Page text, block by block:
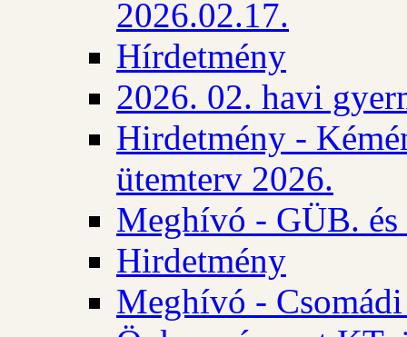
2026.02.17.
Hírdetmény
2026. 02. havi
Hirdetmény -
ütemterv 2026.
Meghívó - GÜB.
Hirdetmény
Meghívó -